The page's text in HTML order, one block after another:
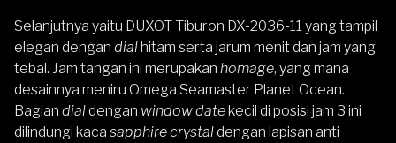
Selanjutnya yaitu DUXOT Tiburon DX-2036-11 yang tampil
elegan dengan dial hitam serta jarum menit dan jam yang
tebal. Jam tangan ini merupakan homage, yang mana
desainnya meniru Omega Seamaster Planet Ocean.
Bagian dialdengan window date kecil di posisi jam 3 ini
dilindungi kaca sapphire crystaldengan lapisan anti